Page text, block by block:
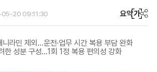
20 09:11:30 요약가
라민 제외...운전·업무 시간 복용 부담 완화
한 성분 구성...1회 1정 복용 편의성 강화